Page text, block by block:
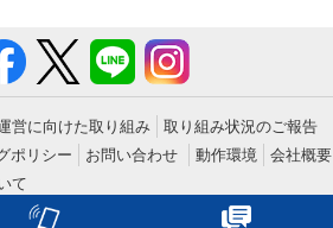
営に向けた取り組み
取り組み状況のご報告
ポリシー お問い合わせ 動作環境
会社概要
て